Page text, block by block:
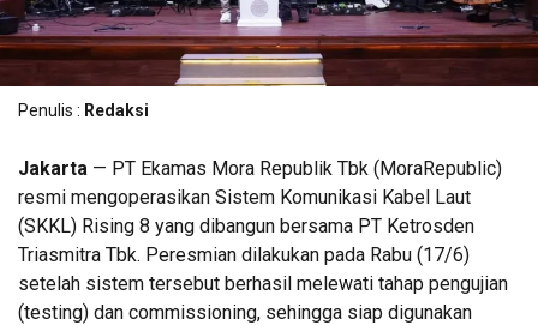
Penulis : Redaksi
Jakarta — PT Ekamas Mora Republik Tbk (MoraRepublic)
resmi mengoperasikan Sistem Komunikasi Kabel Laut
(SKKL) Rising 8 yang dibangun bersama PT Ketrosden
Triasmitra Tbk. Peresmian dilakukan pada Rabu (17/6)
setelah sistem tersebut berhasil melewati tahap pengujian
(testing) dan commissioning, sehingga siap digunakan